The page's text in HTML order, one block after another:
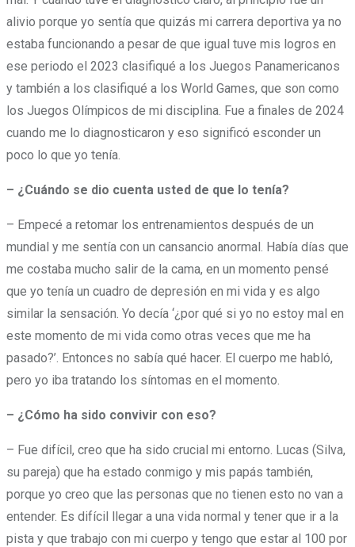
alivio porque yo sentía que quizás mi carrera deportiva ya no
estaba funcionando a pesar de que igual tuve mis logros en
ese periodo el 2023 clasifiqué a los Juegos Panamericanos
y también a los clasifiqué a los World Games, que son como
los Juegos Olímpicos de mi disciplina. Fue a finales de 2024
cuando me lo diagnosticaron y eso significó esconder un
poco lo que yo tenía.
– ¿Cuándo se dio cuenta usted de que lo tenía?
– Empecé a retomar los entrenamientos después de un
mundial y me sentía con un cansancio anormal. Había días que
me costaba mucho salir de la cama, en un momento pensé
que yo tenía un cuadro de depresión en mi vida y es algo
similar la sensación. Yo decía ‘¿por qué si yo no estoy mal en
este momento de mi vida como otras veces que me ha
pasado?’. Entonces no sabía qué hacer. El cuerpo me habló,
pero yo iba tratando los síntomas en el momento.
– ¿Cómo ha sido convivir con eso?
– Fue difícil, creo que ha sido crucial mi entorno. Lucas (Silva,
su pareja) que ha estado conmigo y mis papás también,
porque yo creo que las personas que no tienen esto no van a
entender. Es difícil llegar a una vida normal y tener que ir a la
pista y que trabajo con mi cuerpo y tengo que estar al 100 por